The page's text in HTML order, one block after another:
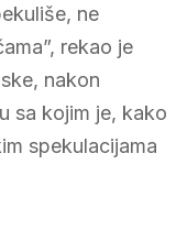
ne
rekao je
nakon
sa kojim je, kako
spekulacijama